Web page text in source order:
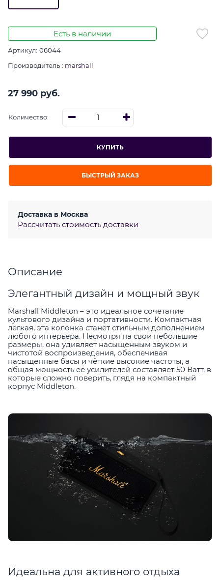
Есть в наличии
Артикул: 06044
Производитель : marshall
27 990 руб.
Количество:
КУПИТЬ
БЫСТРЫЙ ЗАКАЗ
Доставка в Москва
Рассчитать стоимость доставки
Описание
Элегантный дизайн и мощный звук
Marshall Middleton – это идеальное сочетание
культового дизайна и портативности. Компактная
лёгкая, эта колонка станет стильным дополнением
любого интерьера. Несмотря на свои небольшие
размеры, она удивляет насыщенным звуком и
чистотой воспроизведения, обеспечивая
насыщенные басы и чёткие высокие частоты, а
общая мощность её усилителей составляет 50 Ватт, в
которые сложно поверить, глядя на компактный
корпус Middleton.
Идеальна для активного отдыха